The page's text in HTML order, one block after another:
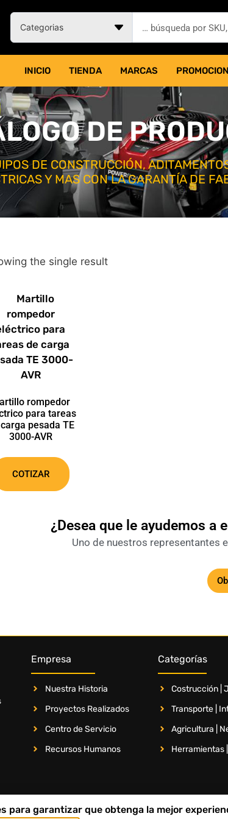
INICIO TIENDA MARCAS
DE
DE CONSTRUCCIÓN,
Y MAS CON LA GARANTÍA DE
the single result
rompedor
para tareas
pesada TE
3000-AVR
COTIZAR
¿Desea que le ayudemos a
Uno de nuestros representantes
Empresa
Nuestra Historia
Proyectos Realizados
Centro de Servicio
Recursos Humanos
Categorías
Costrucción |
Transporte |
Agricultura |
Herramientas
para garantizar que obtenga la mejor